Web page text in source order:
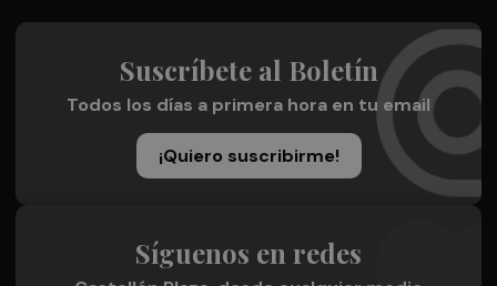
Suscríbete al Boletín
Todos los días a primera hora en tu email
¡Quiero suscribirme!
Síguenos en redes